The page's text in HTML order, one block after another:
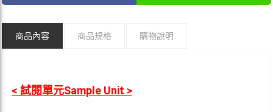
商品內容 商品規格 購物說明
< 試閱單元Sample Unit >